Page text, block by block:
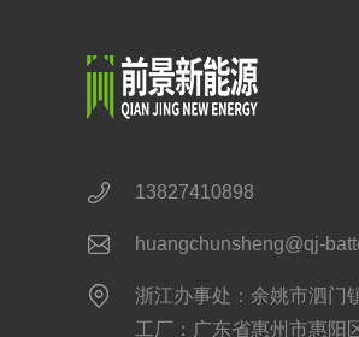
13827410898
huangchunsheng@qj-
浙江办事处：余姚市泗门
工厂：广东省惠州市惠阳